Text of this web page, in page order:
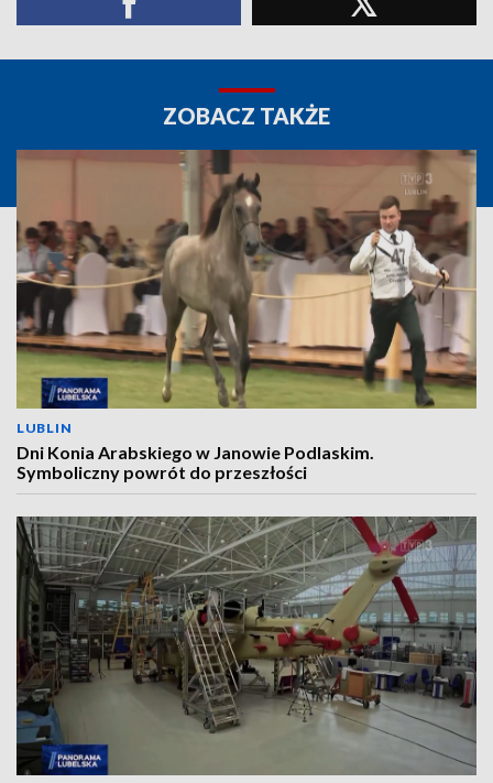
ZOBACZ TAKŻE
LUBLIN
Dni Konia Arabskiego w Janowie Podlaskim.
Symboliczny powrót do przeszłości